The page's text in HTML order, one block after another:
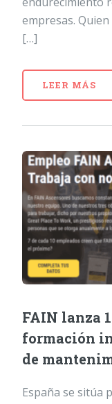
empresas.
[…]
LEER MÁS
FAIN lanza
formación
de
España se sitúa